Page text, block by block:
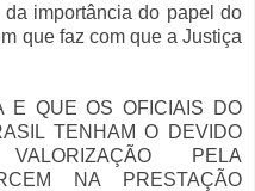
importância do papel do
que faz com que a Justiça
E QUE OS OFICIAIS DO
TENHAM O DEVIDO
PELA
NA PRESTAÇÃO